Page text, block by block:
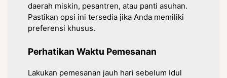
daerah miskin, pesantren, atau panti asuhan.
Pastikan opsi ini tersedia jika Anda memiliki
preferensi khusus.
Perhatikan Waktu Pemesanan
Lakukan pemesanan jauh hari sebelum Idul